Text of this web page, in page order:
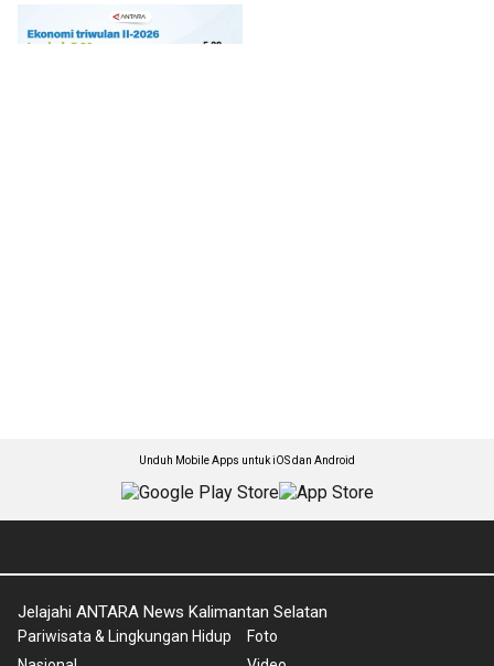
Unduh Mobile Apps untuk iOS dan Android
Jelajahi ANTARA News Kalimantan Selatan
Pariwisata & Lingkungan Hidup
Foto